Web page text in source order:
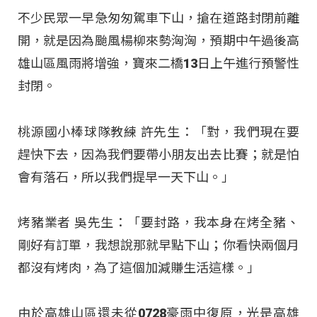
不少民眾一早急匆匆駕車下山，搶在道路封閉前離
開，就是因為颱風楊柳來勢洶洶，預期中午過後高
雄山區風雨將增強，寶來二橋13日上午進行預警性
封閉。
桃源國小棒球隊教練 許先生：「對，我們現在要
趕快下去，因為我們要帶小朋友出去比賽；就是怕
會有落石，所以我們提早一天下山。」
烤豬業者 吳先生：「要封路，我本身在烤全豬、
剛好有訂單，我想說那就早點下山；你看快兩個月
都沒有烤肉，為了這個加減賺生活這樣。」
由於高雄山區還未從0728豪雨中復原，光是高雄